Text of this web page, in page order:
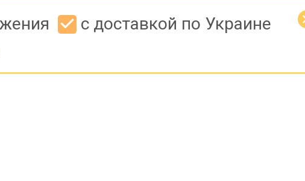
с доставкой по Украине